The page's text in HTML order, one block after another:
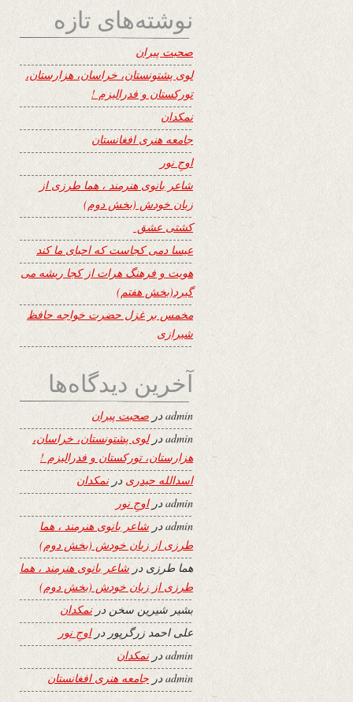
نوشته‌های تازه
صحبت پیران
لوی پشتونستان، خراسان، هزارستان،
تورکستان و فدرالیزم !
نمکدان
جامعه هنری افغانستان
اوجِ نور
شاعر بانوی هنرمند ، هما طرزی از
زبان خودش (بخش دوم)
کشتی عشق
عیسا دمی کجاست که احیای ما کند
هویت و فرهنگ هرات از کجا ریشه می
گیرد(بخش هفتم)
مخمس بر غزل حضرت خواجه حافظ
شیرازی
آخرین دیدگاه‌ها
adminدر صحبت پیران
admin درلوی پشتونستان، خراسان،
هزارستان، تورکستان و فدرالیزم !
اسدالله حیدری درنمکدان
adminدراوجِ نور
adminدر شاعر بانوی هنرمند ، هما
طرزی از زبان خودش (بخش دوم)
هما طرزی در شاعر بانوی هنرمند ، هما
طرزی از زبان خودش (بخش دوم)
بشیر شیرین سخن درنمکدان
علی احمد زرگرپور دراوجِ نور
adminدرنمکدان
admin در جامعه هنری افغانستان